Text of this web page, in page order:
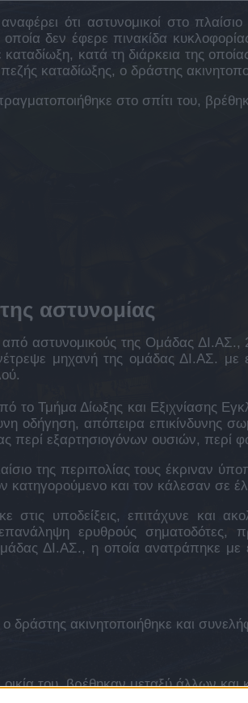
ότι αστυνομικοί στο πλαίσιο
δεν έφερε πινακίδα
κατά τη διάρκεια της
καταδίωξης, ο δράστης
στο σπίτι του,
αστυνομίας
αστυνομικούς της Ομάδας ΔΙ.ΑΣ.,
μηχανή της ομάδας ΔΙ.ΑΣ. με
το Τμήμα Δίωξης και Εξιχνίασης
οδήγηση, απόπειρα επικίνδυνης
περί εξαρτησιογόνων ουσιών, περί
της περιπολίας τους έκριναν
κατηγορούμενο και τον κάλεσαν σε
υποδείξεις, επιτάχυνε και
ερυθρούς σηματοδότες,
ΔΙ.ΑΣ., η οποία ανατράπηκε
δράστης ακινητοποιήθηκε και
του, βρέθηκαν μεταξύ άλλων και